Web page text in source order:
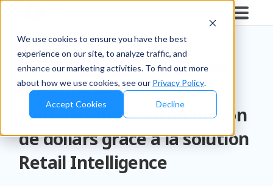
We use cookies to ensure you have the best
experience on our site, to analyze traffic, and
enhance our marketing activities. To find out more
about how we use cookies, see our Privacy Policy.
Accept Cookies Decline
Comment une marque de
boissons instantanées a
évité des pertes d’un million
de dollars grâce à la solution
Retail Intelligence